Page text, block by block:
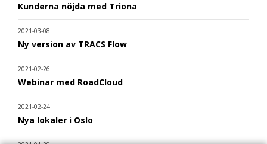
Kunderna nöjda med Triona
2021-03-08
Ny version av TRACS Flow
2021-02-26
Webinar med RoadCloud
2021-02-24
Nya lokaler i Oslo